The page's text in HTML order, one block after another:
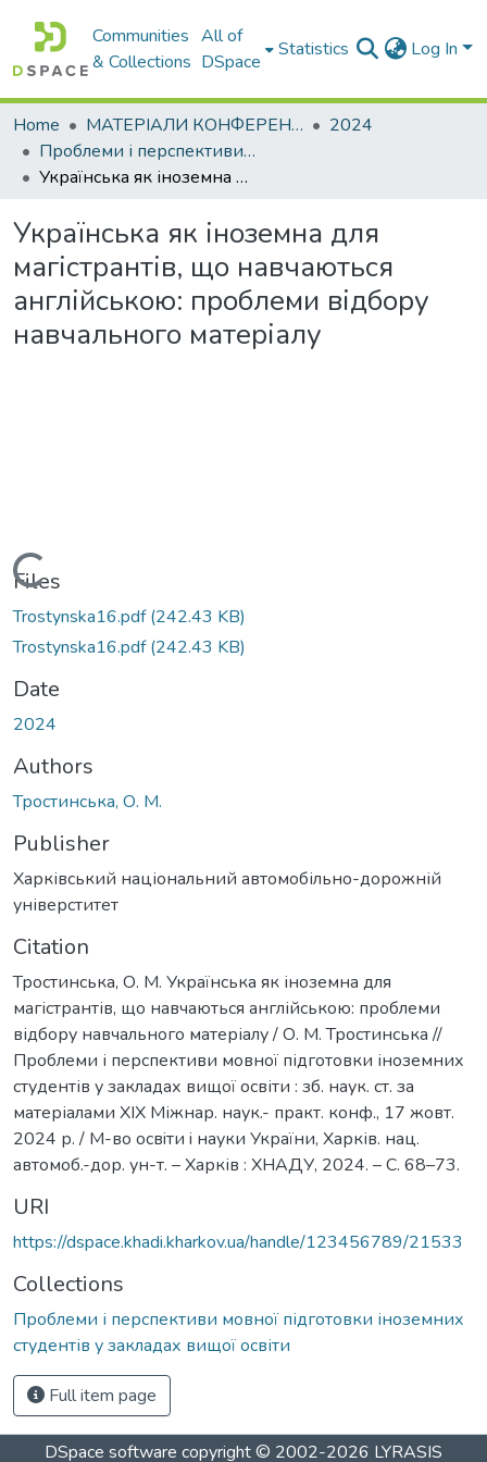
Communities
& Collections
All of
DSpace
Statistics Log In
Home МАТЕРІАЛИ КОНФЕРЕНЦІЙ
2024
Проблеми і перспективи мовної підготовки іноземних студентів у закладах вищої освіти
Українська як іноземна для магістрантів, що навчаються англійською: проблеми відбору навчального матеріалу
Українська як іноземна для
магістрантів, що навчаються
англійською: проблеми відбору
навчального матеріалу
Loading...
Files
Trostynska16.pdf(242.43 KB)
Trostynska16.pdf(242.43 KB)
Date
2024
Authors
Тростинська, О. М.
Publisher
Харківський національний автомобільно-дорожній
універститет
Citation
Тростинська, О. М. Українська як іноземна для
магістрантів, що навчаються англійською: проблеми
відбору навчального матеріалу / О. М. Тростинська //
Проблеми і перспективи мовної підготовки іноземних
студентів у закладах вищої освіти : зб. наук. ст. за
матеріалами ХІХ Міжнар. наук.- практ. конф., 17 жовт.
2024 р. / М-во освiти i науки України, Харків. нац.
автомоб.-дор. ун-т. – Харків : ХНАДУ, 2024. – С. 68–73.
URI
https://dspace.khadi.kharkov.ua/handle/123456789/21533
Collections
Проблеми і перспективи мовної підготовки іноземних
студентів у закладах вищої освіти
Full item page
DSpace software copyright © 2002-2026 LYRASIS